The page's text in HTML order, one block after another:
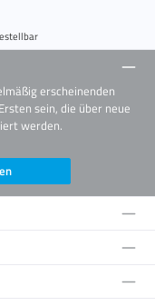
erscheinenden
sein, die über neue
werden.